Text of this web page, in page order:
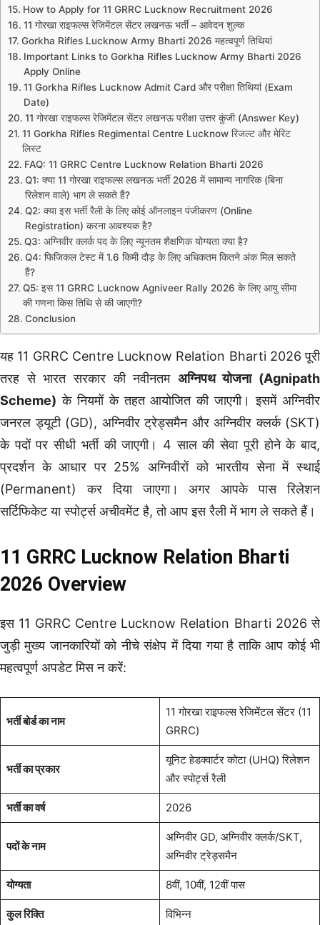
How to Apply for 11 GRRC Lucknow Recruitment 2026
11 गोरखा राइफल्स रेजिमेंटल सेंटर लखनऊ भर्ती – आवेदन शुल्क
Gorkha Rifles Lucknow Army Bharti 2026 महत्वपूर्ण तिथियां
Important Links to Gorkha Rifles Lucknow Army Bharti 2026
Apply Online
11 Gorkha Rifles Lucknow Admit Card और परीक्षा तिथियां (Exam
Date)
11 गोरखा राइफल्स रेजिमेंटल सेंटर लखनऊ परीक्षा उत्तर कुंजी (Answer Key)
11 Gorkha Rifles Regimental Centre Lucknow रिजल्ट और मेरिट
लिस्ट
FAQ: 11 GRRC Centre Lucknow Relation Bharti 2026
Q1: क्या 11 गोरखा राइफल्स लखनऊ भर्ती 2026 में सामान्य नागरिक (बिना
रिलेशन वाले) भाग ले सकते हैं?
Q2: क्या इस भर्ती रैली के लिए कोई ऑनलाइन पंजीकरण (Online
Registration) करना आवश्यक है?
Q3: अग्निवीर क्लर्क पद के लिए न्यूनतम शैक्षणिक योग्यता क्या है?
Q4: फिजिकल टेस्ट में 1.6 किमी दौड़ के लिए अधिकतम कितने अंक मिल सकते
हैं?
Q5: इस 11 GRRC Lucknow Agniveer Rally 2026 के लिए आयु सीमा
की गणना किस तिथि से की जाएगी?
Conclusion
यह 11 GRRC Centre Lucknow Relation Bharti 2026 पूरी
तरह से भारत सरकार की नवीनतम अग्निपथ योजना (Agnipath
Scheme) के नियमों के तहत आयोजित की जाएगी। इसमें अग्निवीर
जनरल ड्यूटी (GD), अग्निवीर ट्रेड्समैन और अग्निवीर क्लर्क (SKT)
के पदों पर सीधी भर्ती की जाएगी। 4 साल की सेवा पूरी होने के बाद,
प्रदर्शन के आधार पर 25% अग्निवीरों को भारतीय सेना में स्थाई
(Permanent) कर दिया जाएगा। अगर आपके पास रिलेशन
सर्टिफिकेट या स्पोर्ट्स अचीवमेंट है, तो आप इस रैली में भाग ले सकते हैं।
11 GRRC Lucknow Relation Bharti
2026 Overview
इस 11 GRRC Centre Lucknow Relation Bharti 2026 से
जुड़ी मुख्य जानकारियों को नीचे संक्षेप में दिया गया है ताकि आप कोई भी
महत्वपूर्ण अपडेट मिस न करें:
भर्ती बोर्ड का नाम
11 गोरखा राइफल्स रेजिमेंटल सेंटर (11
GRRC)
भर्ती का प्रकार
यूनिट हेडक्वार्टर कोटा (UHQ) रिलेशन
और स्पोर्ट्स रैली
भर्ती का वर्ष 2026
पदों के नाम
अग्निवीर GD, अग्निवीर क्लर्क/SKT,
अग्निवीर ट्रेड्समैन
योग्यता 8वीं, 10वीं, 12वीं पास
कुल रिक्ति विभिन्न